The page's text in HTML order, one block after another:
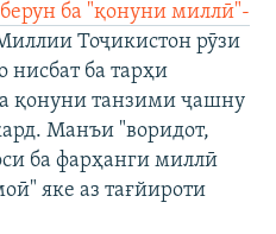
ба "қонуни миллӣ"-
Тоҷикистон рӯзи
ба тарҳи
қонуни танзими ҷашну
Манъи "воридот,
ба фарҳанги миллӣ
яке аз тағйироти